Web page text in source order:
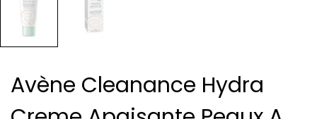
Avène Cleanance Hydra